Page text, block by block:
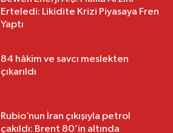
Erteledi: Likidite Krizi Piyasaya Fren
Yaptı
84 hâkim ve savcı meslekten
çıkarıldı
Rubio’nun İran çıkışıyla petrol
çakıldı: Brent 80’in altında